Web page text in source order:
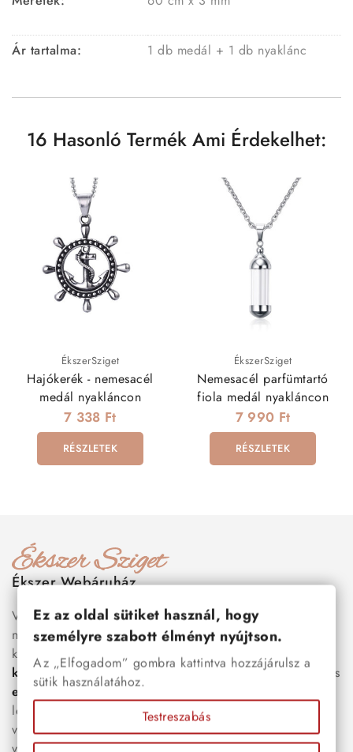
Ár tartalma: 1 db medál + 1 db nyaklánc
16 Hasonló Termék Ami Érdekelhet:
ÉkszerSziget
Hajókerék - nemesacél
medál nyakláncon
7 338 Ft
RÉSZLETEK
ÉkszerSziget
Nemesacél parfümtartó
fiola medál nyakláncon
7 990 Ft
RÉSZLETEK
Ékszer Webáruház
Válogass több száz prémium minőségű, stílusos és tartós
nemesacél ékszer és orvosi fém ékszer közül, amelyek
között megtalálhatók a legnépszerűbb darabok is:
karkötők, nőinyakláncok,karikagyűrűk,fülbevalók
és
esküvői kiegészítőkegyaránt. Webáruházunkban a
legújabb trendeket követő, mégis időtálló ékszerek közül
választhatsz – legyen szó ajándékról, mindennapi
Ez az oldal sütiket használ, hogy
személyre szabott élményt nyújtson.
Az „Elfogadom” gombra kattintva hozzájárulsz a
sütik használatához.
Testreszabás